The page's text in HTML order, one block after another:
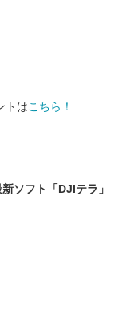
トはこちら！
ソフト「DJIテラ」